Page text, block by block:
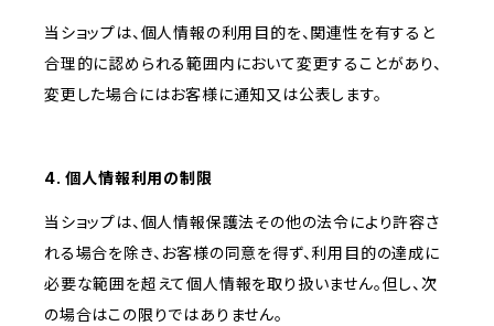
当ショップは、個人情報の利用目的を、関連性を有すると
合理的に認められる範囲内において変更することがあり、
変更した場合にはお客様に通知又は公表します。
4. 個人情報利用の制限
当ショップは、個人情報保護法その他の法令により許容さ
れる場合を除き、お客様の同意を得ず、利用目的の達成に
必要な範囲を超えて個人情報を取り扱いません。但し、次
の場合はこの限りではありません。